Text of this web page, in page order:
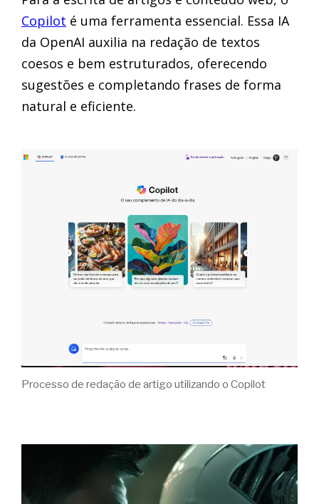
Copilot é uma ferramenta essencial. Essa IA
da OpenAI auxilia na redação de textos
coesos e bem estruturados, oferecendo
sugestões e completando frases de forma
natural e eficiente.
Processo de redação de artigo utilizando o Copilot